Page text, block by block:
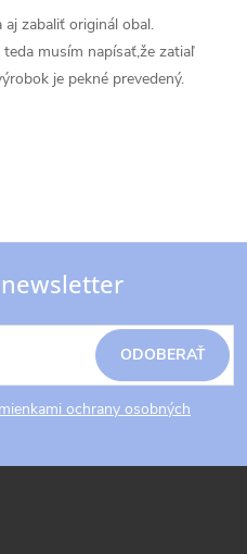
zabaliť originál obal.
musím napísať,že zatiaľ
je pekné prevedený.
ochrany osobných
ODOBERAŤ